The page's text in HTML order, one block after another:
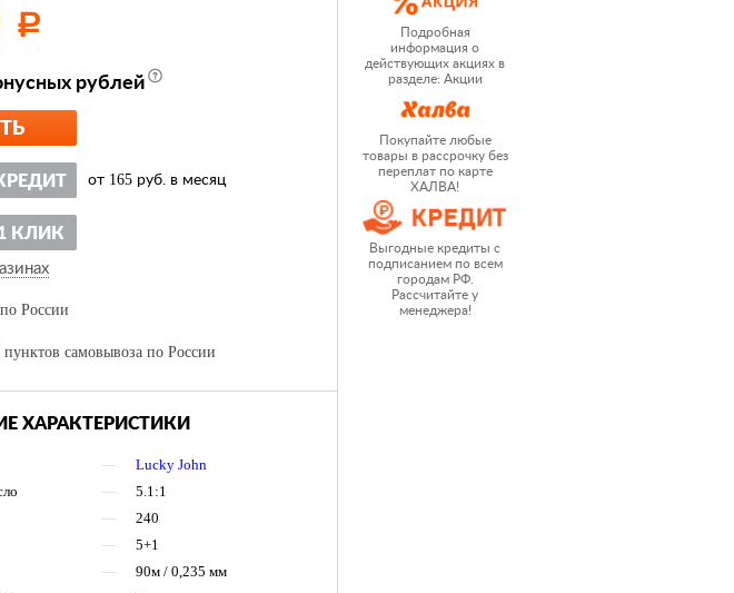
Р
рублей
от 165 руб. в месяц
КЛИК
России
пунктов самовывоза по России
ХАРАКТЕРИСТИКИ
—
Lucky John
—
5.1:1
—
240
—
5+1
—
90м / 0,235 мм
Подробная
информация о
действующих акциях в
разделе: Акции
Покупайте любые
товары в рассрочку без
переплат по карте
ХАЛВА!
Выгодные кредиты с
подписанием по всем
городам РФ.
Рассчитайте у
менеджера!